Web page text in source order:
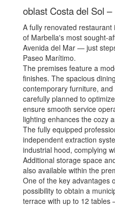
oblast Costa del Sol
A fully renovated
of Marbella's most sought-
Avenida del Mar — just
Paseo Marítimo.
The premises feature a
finishes. The spacious
contemporary furniture,
carefully planned to
ensure smooth service
lighting enhances the cozy
The fully equipped
independent extraction
industrial hood, complying
Additional storage space
also available within the
One of the key advantages
possibility to obtain a
terrace with up to 12